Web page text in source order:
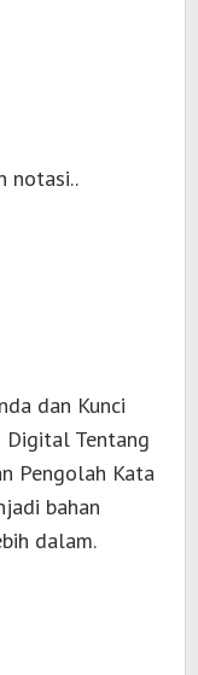
notasi..
dan Kunci
Digital Tentang
Pengolah Kata
bahan
dalam.